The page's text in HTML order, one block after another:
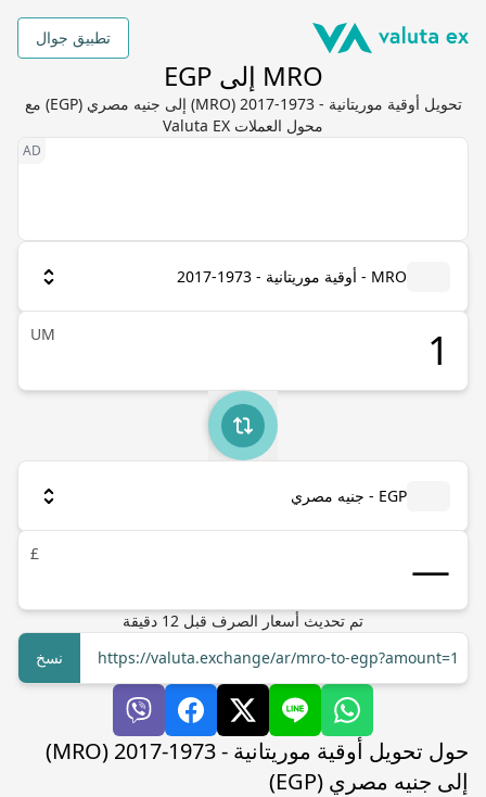
تطبيق جوال
MRO إلى EGP
تحويل أوقية موريتانية - 1973-2017 (MRO) إلى جنيه مصري (EGP) مع
محول العملات Valuta EX
MRO - أوقية موريتانية - 1973-2017
UM
EGP - جنيه مصري
£
تم تحديث أسعار الصرف قبل 12 دقيقة
https://valuta.exchange/ar/mro-to-egp?amount=1
نسخ
حول تحويل أوقية موريتانية - 1973-2017 (MRO)
إلى جنيه مصري (EGP)